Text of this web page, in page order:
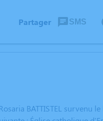
Partager SMS
BATTISTEL survenu